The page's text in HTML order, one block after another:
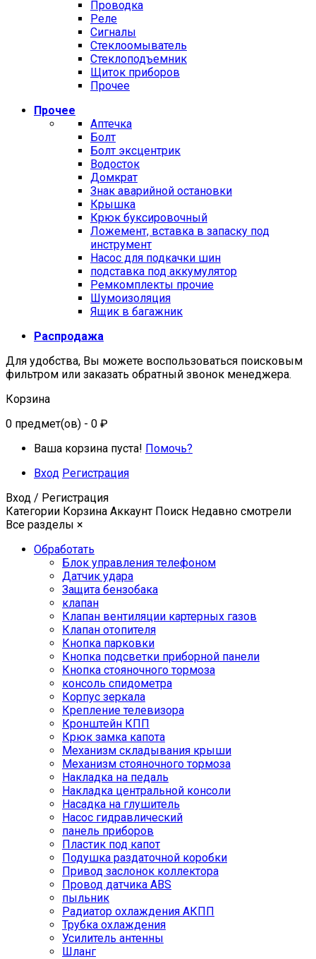
Проводка
Реле
Сигналы
Стеклоомыватель
Стеклоподъемник
Щиток приборов
Прочее
Прочее
Аптечка
Болт
Болт эксцентрик
Водосток
Домкрат
Знак аварийной остановки
Крышка
Крюк буксировочный
Ложемент, вставка в запаску под
инструмент
Насос для подкачки шин
подставка под аккумулятор
Ремкомплекты прочие
Шумоизоляция
Ящик в багажник
Распродажа
Для удобства, Вы можете воспользоваться поисковым
фильтром или заказать обратный звонок менеджера.
Корзина
0 предмет(ов) - 0 ₽
Ваша корзина пуста! Помочь?
Вход Регистрация
Вход / Регистрация
Категории Корзина Аккаунт Поиск Недавно смотрели
Все разделы ×
Обработать
Блок управления телефоном
Датчик удара
Защита бензобака
клапан
Клапан вентиляции картерных газов
Клапан отопителя
Кнопка парковки
Кнопка подсветки приборной панели
Кнопка стояночного тормоза
консоль спидометра
Корпус зеркала
Крепление телевизора
Кронштейн КПП
Крюк замка капота
Механизм складывания крыши
Механизм стояночного тормоза
Накладка на педаль
Накладка центральной консоли
Насадка на глушитель
Насос гидравлический
панель приборов
Пластик под капот
Подушка раздаточной коробки
Привод заслонок коллектора
Провод датчика ABS
пыльник
Радиатор охлаждения АКПП
Трубка охлаждения
Усилитель антенны
Шланг